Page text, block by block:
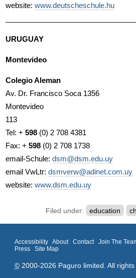
website: www.deutscheschule.hu
URUGUAY
Montevideo
Colegio Aleman
Av. Dr. Francisco Soca 1356
Montevideo
113
Tel: + 598(0) 2 708 4381
Fax: + 598(0) 2 708 1738
email-Schule: dsm@dsm.edu.uy
email VwLtr: dsmverw@adinet.com.uy
website: www.dsm.edu.uy
Filed under: education
Accessibility About Contact Join The
Press
Site Map
©2000-2026 Paguro limited. All rights